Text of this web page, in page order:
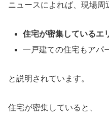
ニュースによれば、現場周
住宅が密集しているエ
一戸建ての住宅もアパ
と説明されています。
住宅が密集していると、